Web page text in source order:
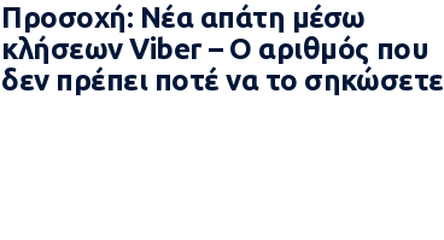
Προσοχή: Νέα απάτη μέσω
κλήσεων Viber – Ο αριθμός που
δεν πρέπει ποτέ να το σηκώσετε